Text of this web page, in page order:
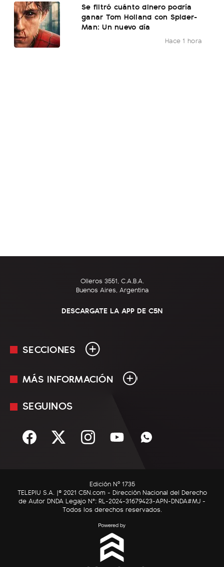
Se filtró cuánto dinero podría
ganar Tom Holland con Spider-
Man: Un nuevo día
Hace 1 hora
Olleros 3551, C.A.B.A.
Buenos Aires, Argentina
DESCARGATE LA APP DE C5N
SECCIONES
En Vivo
Sociedad
C5N Autos
RatingCero
MÁS INFORMACIÓN
Mediakit
Términos y condiciones
SEGUINOS
Edición Nº 1735
TELEPIU S.A. |© 2021 C5N.com - Dirección Nacional del Derecho
de Autor DNDA Legajo N°: RL-2024-31679423-APN-DNDA#MJ -
Todos los derechos reservados.